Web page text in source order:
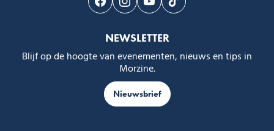
Volg ons op Facebook
Volg ons op Instagram
Volg ons op Youtube
Volg ons op Tiktok
NEWSLETTER
Blijf op de hoogte van evenementen, nieuws en tips in
Morzine.
Nieuwsbrief